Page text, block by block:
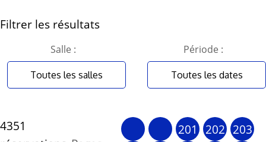
Filtrer les résultats
Salle :
Toutes les salles
Période :
Toutes les dates
4351
201 202 203